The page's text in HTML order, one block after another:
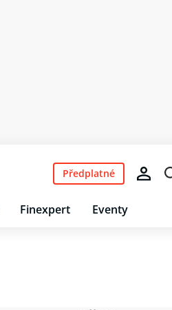
Finexpert Eventy
Předplatné